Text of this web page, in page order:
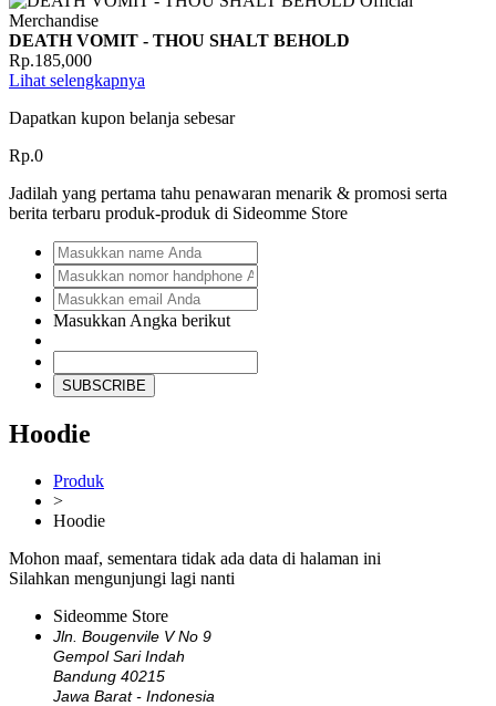
DEATH VOMIT - THOU SHALT BEHOLD
Rp.185,000
Lihat selengkapnya
Dapatkan kupon belanja sebesar
Rp.0
Jadilah yang pertama tahu penawaran menarik & promosi serta
berita terbaru produk-produk di Sideomme Store
Masukkan Angka berikut
SUBSCRIBE
Hoodie
Produk
>
Hoodie
Mohon maaf, sementara tidak ada data di halaman ini
Silahkan mengunjungi lagi nanti
Sideomme Store
Jln. Bougenvile V No 9
Gempol Sari Indah
Bandung 40215
Jawa Barat - Indonesia